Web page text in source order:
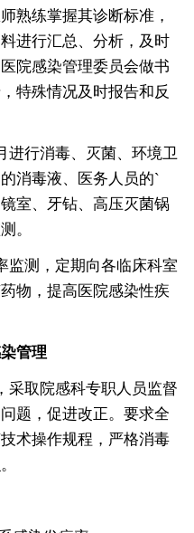
熟练掌握其诊断标准，
进行汇总、分析，及时
院感染管理委员会做书
特殊情况及时报告和反
行消毒、灭菌、环境卫
消毒液、医务人员的`
室、牙钻、高压灭菌锅
。
测，定期向各临床科室
物，提高医院感染性疾
管理
取院感科专职人员监督
题，促进改正。要求全
术操作规程，严格消毒